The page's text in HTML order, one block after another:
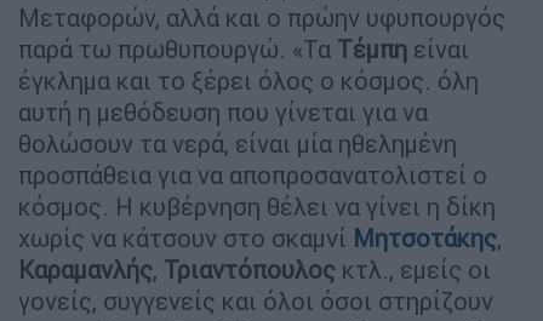
Μεταφορών, αλλά και ο πρώην υφυπουργός
παρά τω πρωθυπουργώ. «Τα Τέμπη είναι
έγκλημα και το ξέρει όλος ο κόσμος. όλη
αυτή η μεθόδευση που γίνεται για να
θολώσουν τα νερά, είναι μία ηθελημένη
προσπάθεια για να αποπροσανατολιστεί ο
κόσμος. Η κυβέρνηση θέλει να γίνει η δίκη
χωρίς να κάτσουν στο σκαμνί Μητσοτάκης,
Καραμανλής, Τριαντόπουλος κτλ., εμείς οι
γονείς, συγγενείς και όλοι όσοι στηρίζουν